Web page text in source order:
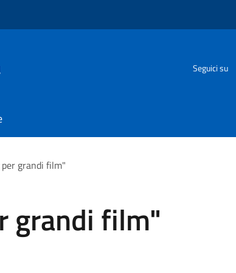
Seguici su
grandi film"
grandi film"